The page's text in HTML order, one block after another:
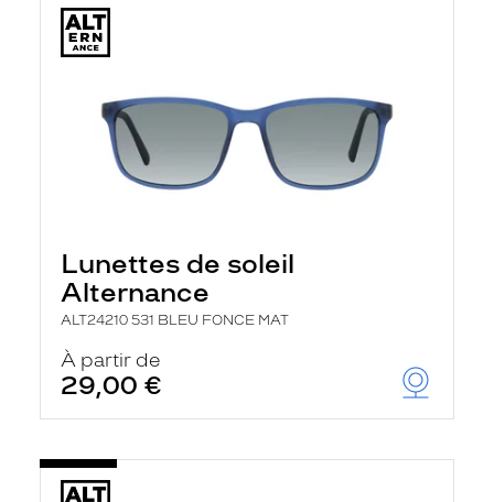
Lunettes de soleil
Alternance
ALT24210 531 BLEU FONCE MAT
À partir de
29,00 €